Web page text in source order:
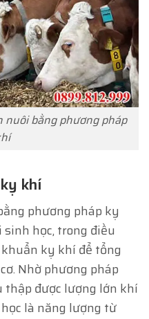
bằng phương pháp
khí
phương pháp kỵ
học, trong điều
kỵ khí để tổng
Nhờ phương pháp
được lượng lớn khí
là năng lượng từ